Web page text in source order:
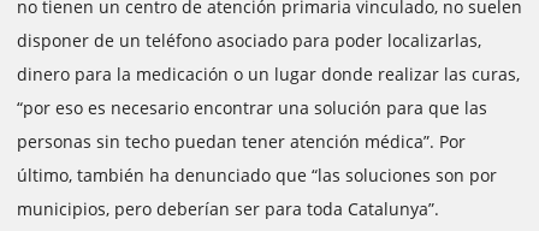
no tienen un centro de atención primaria vinculado, no suelen
disponer de un teléfono asociado para poder localizarlas,
dinero para la medicación o un lugar donde realizar las curas,
“por eso es necesario encontrar una solución para que las
personas sin techo puedan tener atención médica”. Por
último, también ha denunciado que “las soluciones son por
municipios, pero deberían ser para toda Catalunya”.